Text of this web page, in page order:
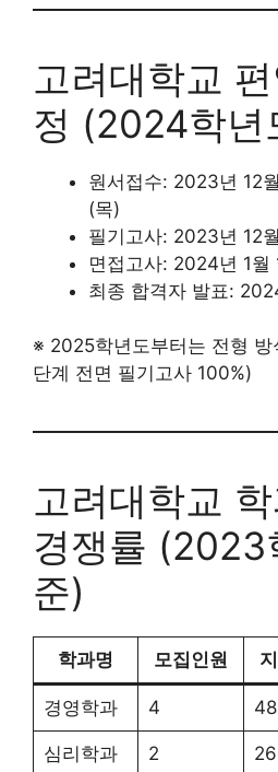
고려대학교
정 (2024학년
원서접수: 2023년 12
(목)
필기고사: 2023년 12
면접고사: 2024년 1월
최종 합격자 발표:
※ 2025학년도부터는 전형 방
단계 전면 필기고사 100%)
고려대학교
경쟁률 (2023
준)
학과명 모집인원
경영학과 4
심리학과 2